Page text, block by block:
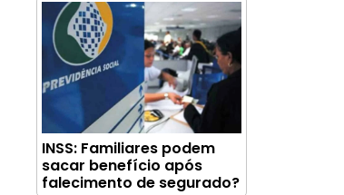
INSS: Familiares podem
sacar benefício após
falecimento de segurado?